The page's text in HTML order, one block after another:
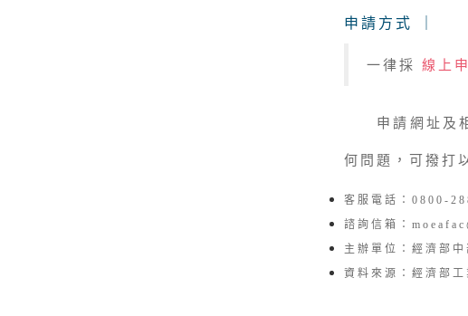
申請方式 ｜
一律採 線上
申請網址及
何問題，可撥打
客服電話：0800-
諮詢信箱：
主辦單位：經濟部
資料來源：經濟部工